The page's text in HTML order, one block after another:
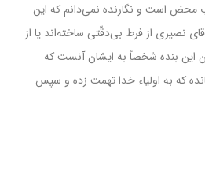
محض است و نگارنده نمی‌دانم که این
نصیری از فرط بی‌دقّتی ساخته‌اند یا از
این بنده شخصاً به ایشان آنست که
که به اولیاء خدا تهمت زده و سپس